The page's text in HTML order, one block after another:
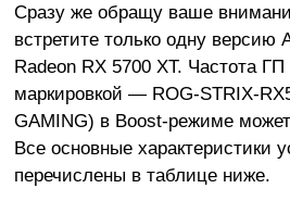
Сразу же обращу ваше
встретите только одну версию
Radeon RX 5700 XT. Частота
маркировкой — ROG-STRIX-
GAMING) в Boost-режиме
Все основные характеристики
перечислены в таблице ниже.